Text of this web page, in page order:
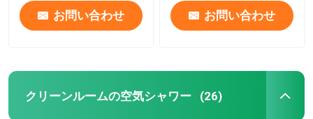
お問い合わせ お問い合わせ
クリーンルームの空気シャワー (26)